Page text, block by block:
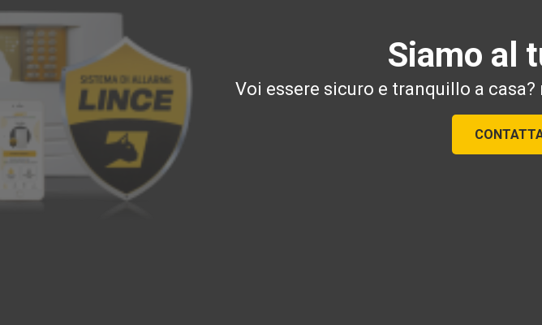
Siamo al
Voi essere sicuro e tranquillo a